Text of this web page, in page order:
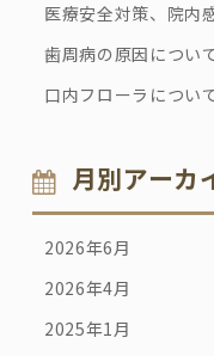
医療安全対策、院内
歯周病の原因につい
口内フローラについ
月別アーカ
2026年6月
2026年4月
2025年1月